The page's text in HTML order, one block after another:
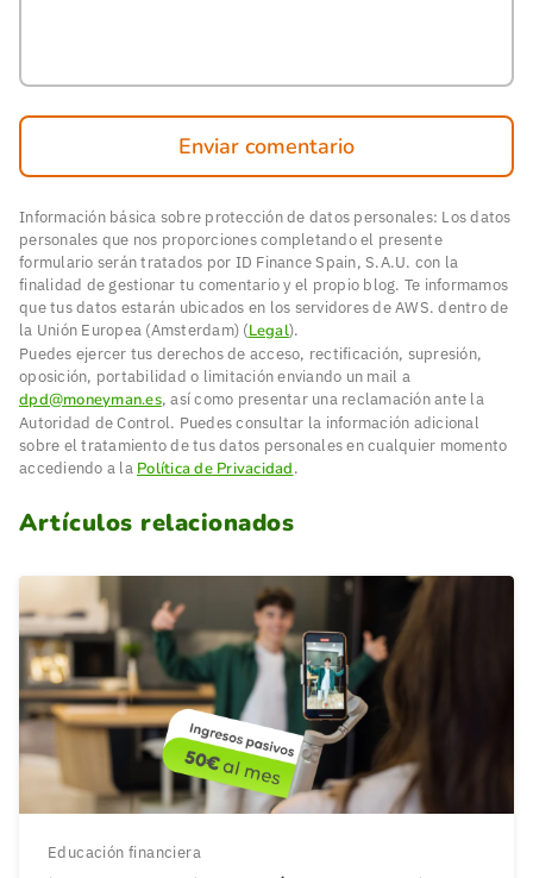
Enviar comentario
Información básica sobre protección de datos personales: Los datos
personales que nos proporciones completando el presente
formulario serán tratados por ID Finance Spain, S.A.U. con la
finalidad de gestionar tu comentario y el propio blog. Te informamos
que tus datos estarán ubicados en los servidores de AWS. dentro de
la Unión Europea (Amsterdam) (Legal).
Puedes ejercer tus derechos de acceso, rectificación, supresión,
oposición, portabilidad o limitación enviando un mail a
dpd@moneyman.es, así como presentar una reclamación ante la
Autoridad de Control. Puedes consultar la información adicional
sobre el tratamiento de tus datos personales en cualquier momento
accediendo a la Política de Privacidad.
Artículos relacionados
Educación financiera